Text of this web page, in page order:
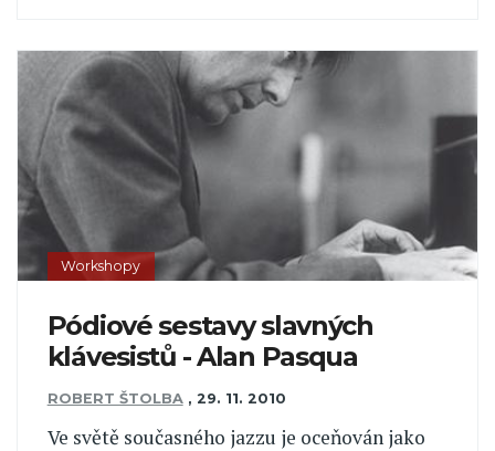
Workshopy
Pódiové sestavy slavných
klávesistů - Alan Pasqua
ROBERT ŠTOLBA , 29. 11. 2010
Ve světě současného jazzu je oceňován jako